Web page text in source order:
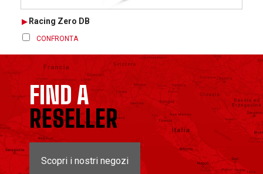
Racing Zero DB
CONFRONTA
FIND A
RESELLER
Scopri i nostri negozi